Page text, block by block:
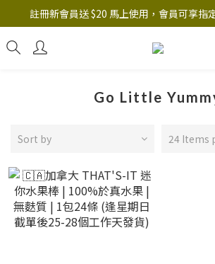
註冊新會員送 $20 馬上使用，會員可享指
註冊新會員送 $20 馬上使用，會員可享指
B.Y.O.B Mask Collection 任選優
Go Little
Sort by 24 Items